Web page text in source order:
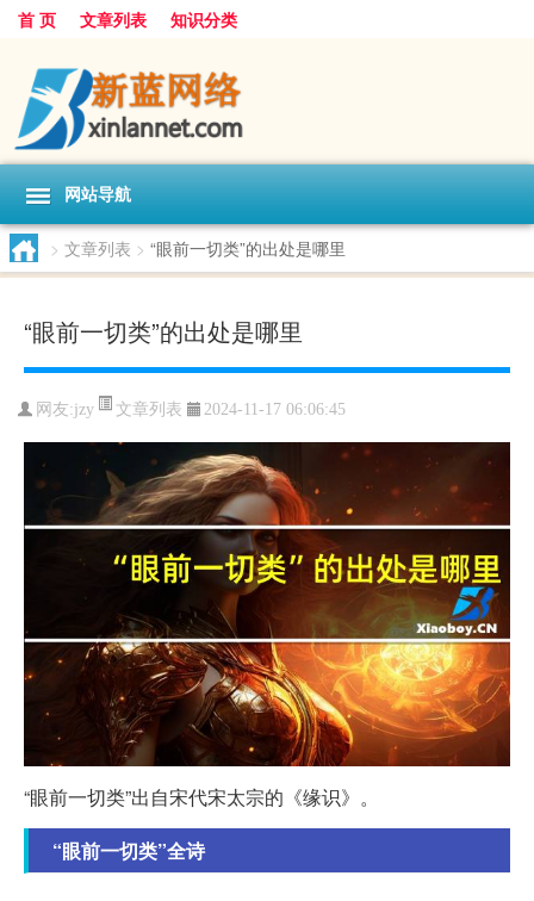
首 页 文章列表 知识分类
网站导航
> 文章列表 > “眼前一切类”的出处是哪里
“眼前一切类”的出处是哪里
网友:jzy 文章列表 2024-11-17 06:06:45
“眼前一切类”出自宋代宋太宗的《缘识》。
“眼前一切类”全诗